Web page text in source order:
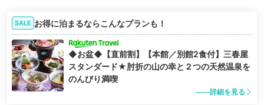
SALE お得に泊まるならこんなプランも！
◆お盆◆【直前割】【本館／別館2食付】三春屋
スタンダード★肘折の山の幸と２つの天然温泉を
のんびり満喫
詳細を見る